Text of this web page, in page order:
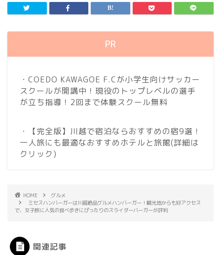
PR
・COEDO KAWAGOE F.Cが小学生向けサッカー
スクールが開講中！現役のトップレベルの選手
が立ち指導！2回まで体験スクール無料
・【完全版】川越で宿泊ならおすすめの宿9選！
一人旅にも最適なおすすめホテルと旅館(詳細は
クリック)
HOME
グルメ
ミセスハンバーガーは川越絶品グルメハンバーガー！観光地からも好アクセス
で、女子旅に人気の食べ歩きにぴったりのスライダーバーガーが評判
関連記事